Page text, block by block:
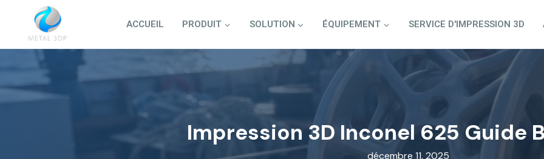
contenu
ACCUEIL PRODUIT SOLUTION ÉQUIPEMENT SERVICE D'IMPRESSION 3D
Impression 3D Inconel 625 Guide
décembre 11, 2025